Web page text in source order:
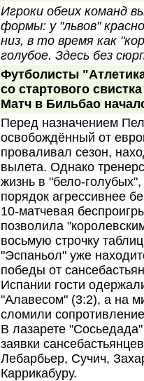
Игроки обеих команд
формы: у "львов"
низ, в то время как
голубое. Здесь без
Футболисты
со стартового
Матч в Бильбао
Перед назначением
освобождённый от
проваливал сезон,
вылета. Однако
жизнь в "бело-
порядок агрессивнее
10-матчевая
позволила
восьмую строчку
"Эспаньол" уже
победы от
Испании гости
"Алавесом" (3:2), а на
сломили
В лазарете
заявки
Лебарбьер, Сучич,
Каррикабуру.